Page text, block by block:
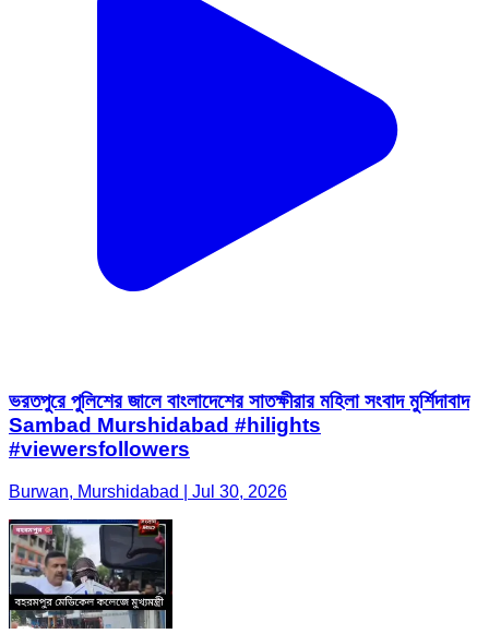
ভরতপুরে পুলিশের জালে বাংলাদেশের সাতক্ষীরার মহিলা সংবাদ মুর্শিদাবাদ
Sambad Murshidabad #hilights
#viewersfollowers
Burwan, Murshidabad | Jul 30, 2026